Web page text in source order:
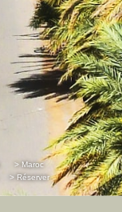
> Maroc
> Réserver